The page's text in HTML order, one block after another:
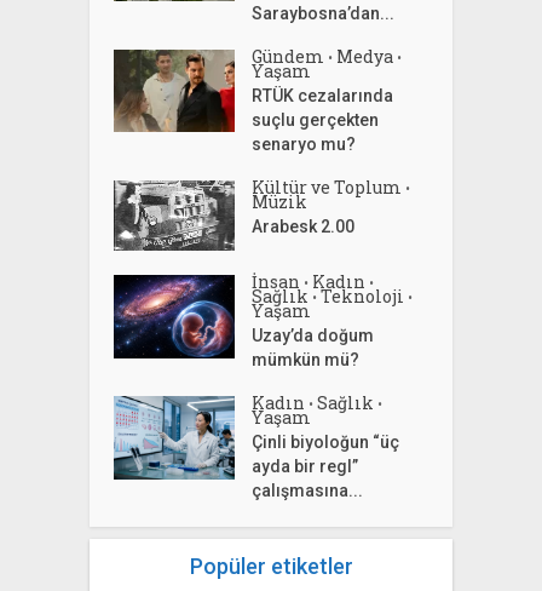
Saraybosna’dan...
Gündem • Medya •
Yaşam
RTÜK cezalarında
suçlu gerçekten
senaryo mu?
Kültür ve Toplum •
Müzik
Arabesk 2.00
İnsan • Kadın •
Sağlık • Teknoloji •
Yaşam
Uzay’da doğum
mümkün mü?
Kadın • Sağlık •
Yaşam
Çinli biyoloğun “üç
ayda bir regl”
çalışmasına...
Popüler etiketler